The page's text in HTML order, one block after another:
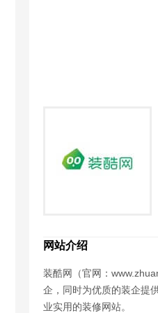
网站介绍
装酷网（官网：
企，同时为优质的装企提
业实用的装修网站。